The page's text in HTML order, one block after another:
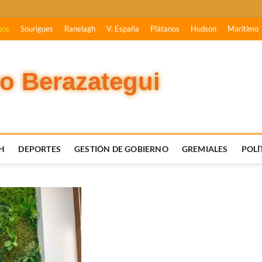
Sourigues Ranelagh V. España Plátanos Hudson Marítimo
Berazategui
DEPORTES GESTIÓN DE GOBIERNO GREMIALES